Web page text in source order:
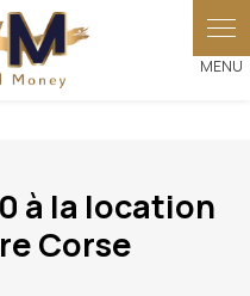
à la location
Corse